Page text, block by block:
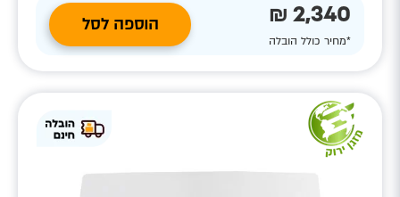
2,340 ₪
*מחיר כולל הובלה
הוספה לסל